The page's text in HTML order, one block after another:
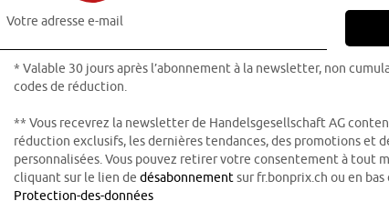
Votre adresse e-mail
* Valable 30 jours après l’abonnement à la newsletter, non
codes de réduction.
** Vous recevrez la newsletter de Handelsgesellschaft AG
réduction exclusifs, les dernières tendances, des promotions et
personnalisées. Vous pouvez retirer votre consentement à tout
cliquant sur le lien de désabonnementsur fr.bonprix.ch ou en bas
Protection-des-données